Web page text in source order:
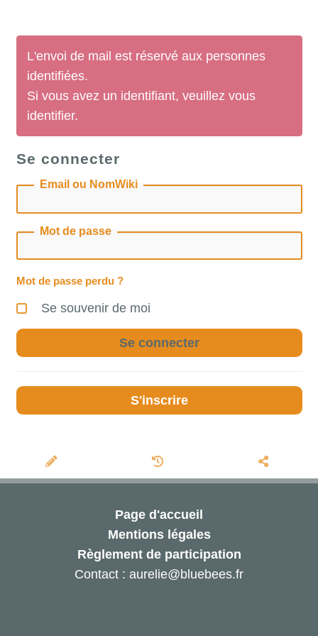
L'envoi de mail est réservé aux personnes
identifiées.
Si vous avez un identifiant, veuillez vous
identifier.
Se connecter
Email ou NomWiki
Mot de passe
Mot de passe perdu ?
Se souvenir de moi
Se connecter
S'inscrire
Page d'accueil
Mentions légales
Règlement de participation
Contact : aurelie@bluebees.fr